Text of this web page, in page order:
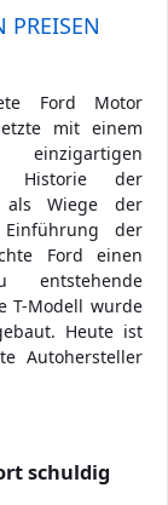
PREISEN
Ford Motor
mit einem
Historie der
als Wiege der
der
Ford einen
T-Modell wurde
Heute ist
Autohersteller
schuldig